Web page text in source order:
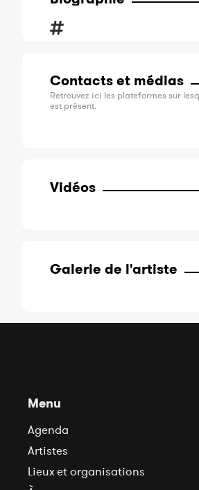
Contacts et médias
Retrouvez ici les plateformes sur
est présent.
Vidéos
Galerie de l'artiste
Menu
Agenda
Artistes
Lieux et organisations